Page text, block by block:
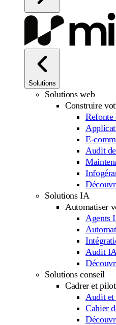
Solutions
Solutions web
Construire
Refonte
E-
Audit
Solutions IA
Automatiser
Agents
Audit IA
Solutions conseil
Cadrer et
Audit et
Cahier